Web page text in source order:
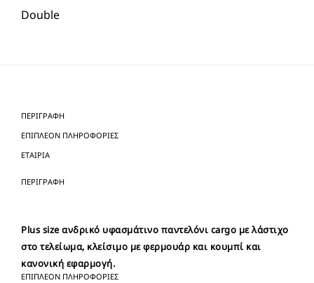
Double
ΠΕΡΙΓΡΑΦΉ
ΕΠΙΠΛΈΟΝ ΠΛΗΡΟΦΟΡΊΕΣ
ΕΤΑΙΡΊΑ
ΠΕΡΙΓΡΑΦΉ
Plus size ανδρικό υφασμάτινο παντελόνι cargo με λάστιχο
στο τελείωμα, κλείσιμο με φερμουάρ και κουμπί και
κανονική εφαρμογή.
ΕΠΙΠΛΈΟΝ ΠΛΗΡΟΦΟΡΊΕΣ